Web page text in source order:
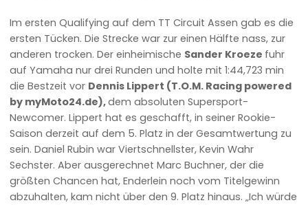
Im ersten Qualifying auf dem TT Circuit Assen gab es die
ersten Tücken. Die Strecke war zur einen Hälfte nass, zur
anderen trocken. Der einheimische Sander Kroeze fuhr
auf Yamaha nur drei Runden und holte mit 1:44,723 min
die Bestzeit vor Dennis Lippert (T.O.M. Racing powered
by myMoto24.de),dem absoluten Supersport-
Newcomer. Lippert hat es geschafft, in seiner Rookie-
Saison derzeit auf dem 5. Platz in der Gesamtwertung zu
sein. Daniel Rubin war Viertschnellster, Kevin Wahr
Sechster. Aber ausgerechnet Marc Buchner, der die
größten Chancen hat, Enderlein noch vom Titelgewinn
abzuhalten, kam nicht über den 9. Platz hinaus. „Ich würde